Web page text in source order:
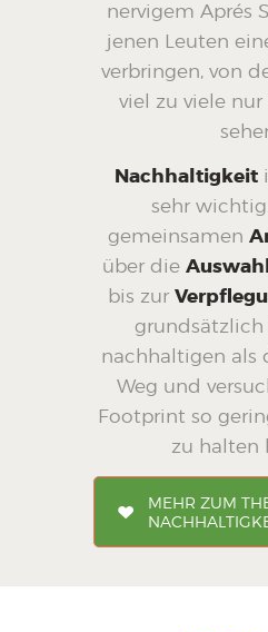
nervigem Aprés
jenen Leuten
verbringen, von
viel zu viele
Nachhaltigkeit
sehr
gemeinsamen
über die
bis zur
grundsätzlich
nachhaltigen als
Weg und
Footprint so
zu halten
MEHR ZUM